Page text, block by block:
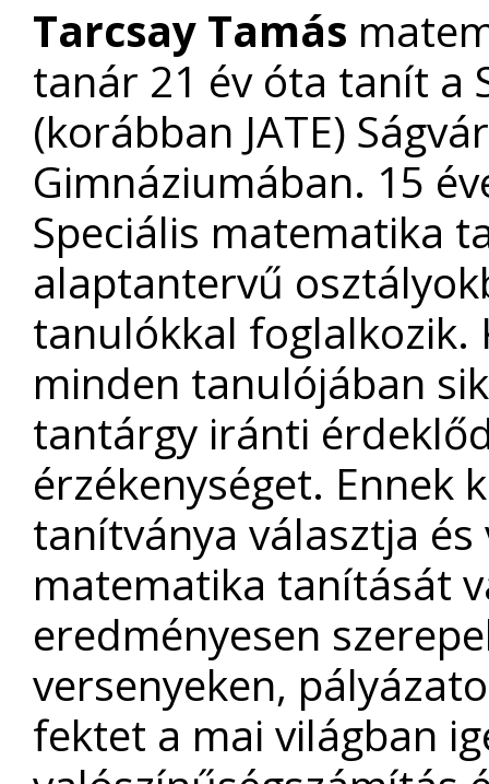
Tarcsay Tamás
tanár 21 év óta tanít a
(korábban JATE)
Gimnáziumában. 15
Speciális matematika
alaptantervű
tanulókkal foglalkozik.
minden tanulójában
tantárgy iránti
érzékenységet. Ennek
tanítványa választja
matematika tanítását
eredményesen
versenyeken,
fektet a mai világban